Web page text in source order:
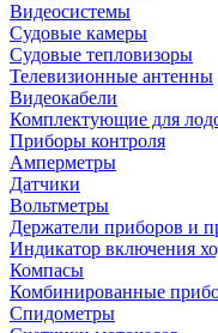
Видеосистемы
Судовые камеры
Cудовые тепловизоры
Телевизионные антенны
Видеокабели
Комплектующие для
Приборы контроля
Амперметры
Датчики
Вольтметры
Держатели приборов и
Индикатор включения
Компасы
Комбинированные
Спидометры